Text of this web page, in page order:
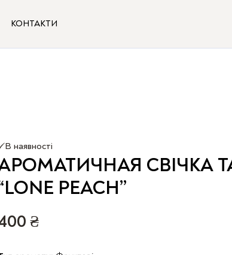
КОНТАКТИ
В наявності
СВІЧКА
PEACH”
₴